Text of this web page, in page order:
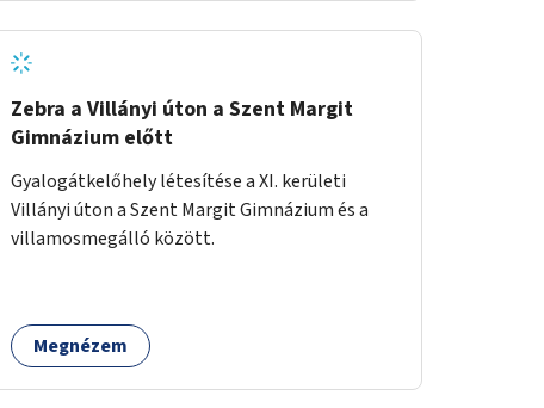
Zebra a Villányi úton a Szent Margit
Gimnázium előtt
Gyalogátkelőhely létesítése a XI. kerületi
Villányi úton a Szent Margit Gimnázium és a
villamosmegálló között.
Megnézem